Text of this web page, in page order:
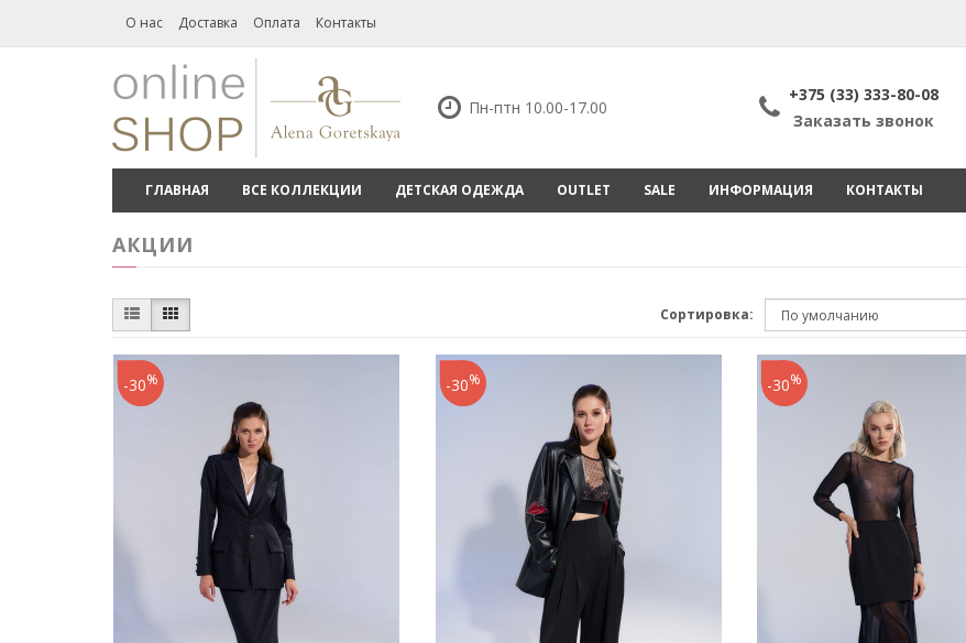
О нас Доставка Оплата Контакты
Пн-птн 10.00-17.00
+375 (33) 333-80-08
Заказать звонок
ГЛАВНАЯ ВСЕ КОЛЛЕКЦИИ ДЕТСКАЯ ОДЕЖДА OUTLET SALE ИНФОРМАЦИЯ КОНТАКТЫ
АКЦИИ
Сортировка:
-30% -30% -30%